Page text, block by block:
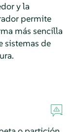
y la
permite
más sencilla
sistemas de